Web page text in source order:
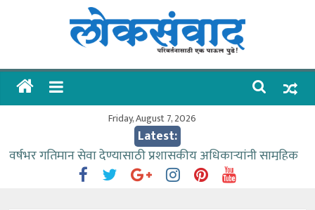
लोकसंवाद
ताज्या
Friday, August 7, 2026
Latest:
वर्षभर गतिमान सेवा देण्यासाठी प्रशासकीय अधिकाऱ्यांनी सामुहिक
प्रयत्न करावे – आमदार काळे